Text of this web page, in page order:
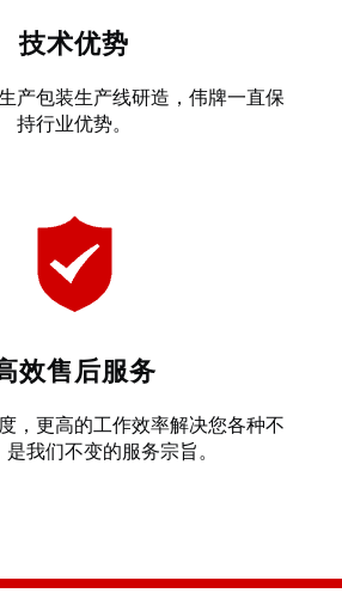
技术优势
产包装生产线研造，伟牌一直保
持行业优势。
效售后服务
，更高的工作效率解决您各种不
是我们不变的服务宗旨。